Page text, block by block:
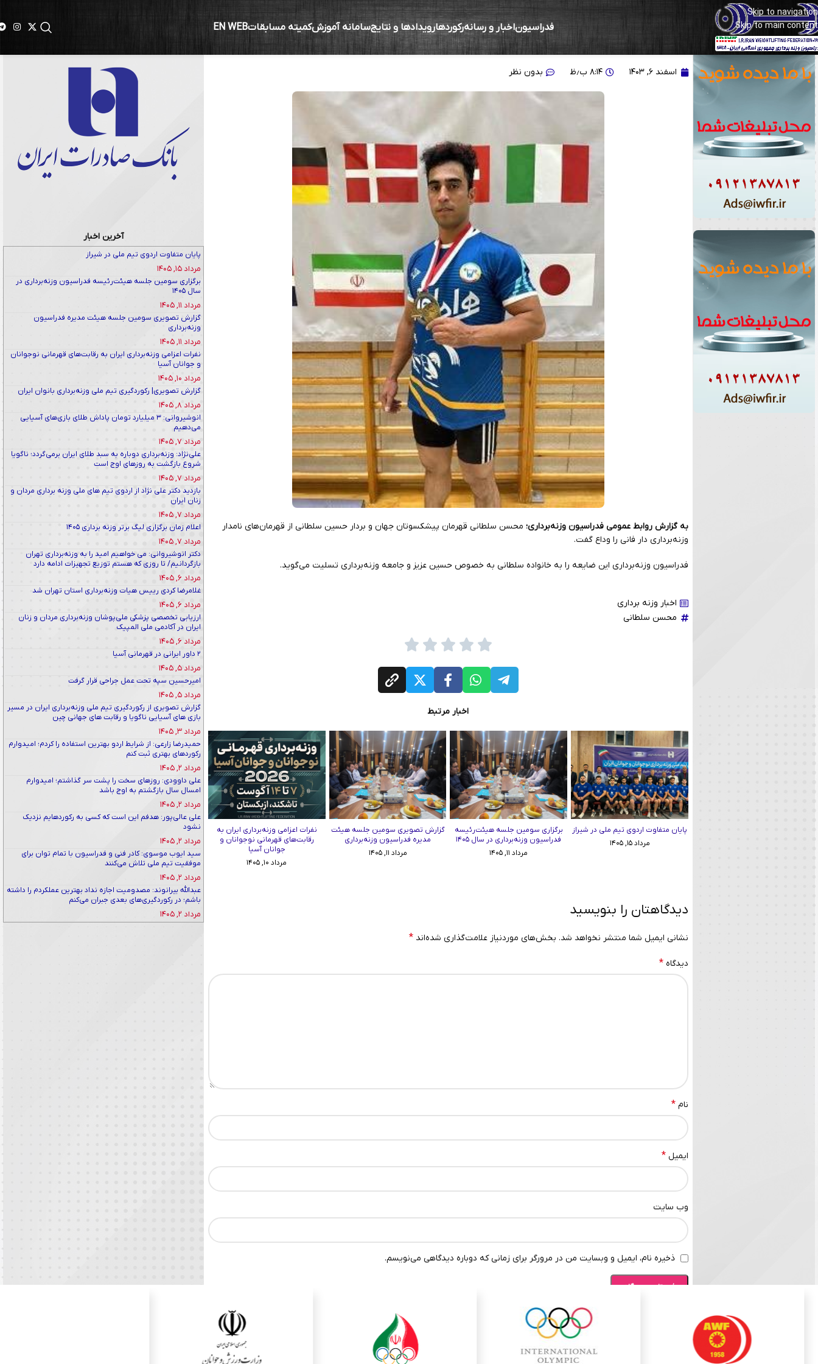
Skip to navigation
Skip to main content
فدراسیوناخبار و رسانهرکوردهارویدادها و نتایجسامانه آموزشکمیته مسابقاتEN WEB
تسلیت به جامعه وزنه‌برداری/محسن سلطانی دار فانی را وداع گفت
اسفند ۶, ۱۴۰۳ ۸:۱۴ ب٫ظ بدون نظر
به گزارش روابط عمومی فدراسیون وزنه‌برداری؛محسن سلطانی قهرمان پیشکسوتان جهان و بردار حسین سلطانی از قهرمان‌های نامدار
وزنه‌برداری دار فانی را وداع گفت.
فدراسیون وزنه‌برداری این ضایعه را به خانواده سلطانی به خصوص حسین عزیز و جامعه وزنه‌برداری تسلیت می‌گوید.
اخبار وزنه برداری
محسن سلطانی
اخبار مرتبط
پایان متفاوت اردوی تیم ملی در شیراز
مرداد ۱۵, ۱۴۰۵
برگزاری سومین جلسه هیئت‌رئیسه
فدراسیون وزنه‌برداری در سال ۱۴۰۵
مرداد ۱۱, ۱۴۰۵
گزارش تصویری سومین جلسه هیئت
مدیره فدراسیون وزنه‌برداری
مرداد ۱۱, ۱۴۰۵
نفرات اعزامی وزنه‌برداری ایران به
رقابت‌های قهرمانی نوجوانان و
جوانان آسیا
مرداد ۱۰, ۱۴۰۵
دیدگاهتان را بنویسید
نشانی ایمیل شما منتشر نخواهد شد. بخش‌های موردنیاز علامت‌گذاری شده‌اند *
دیدگاه *
نام *
ایمیل *
وب‌ سایت
ذخیره نام، ایمیل و وبسایت من در مرورگر برای زمانی که دوباره دیدگاهی می‌نویسم.
آخرین اخبار
پایان متفاوت اردوی تیم ملی در شیراز
مرداد ۱۵, ۱۴۰۵
برگزاری سومین جلسه هیئت‌رئیسه فدراسیون وزنه‌برداری در
سال ۱۴۰۵
مرداد ۱۱, ۱۴۰۵
گزارش تصویری سومین جلسه هیئت مدیره فدراسیون
وزنه‌برداری
مرداد ۱۱, ۱۴۰۵
نفرات اعزامی وزنه‌برداری ایران به رقابت‌های قهرمانی نوجوانان
و جوانان آسیا
مرداد ۱۰, ۱۴۰۵
گزارش تصویری| رکوردگیری تیم ملی وزنه‌برداری بانوان ایران
مرداد ۸, ۱۴۰۵
انوشیروانی: ۳ میلیارد تومان پاداش طلای بازی‌های آسیایی
می‌دهیم
مرداد ۷, ۱۴۰۵
علی‌نژاد: وزنه‌برداری دوباره به سبد طلای ایران برمی‌گردد؛ ناگویا
شروع بازگشت به روزهای اوج است
مرداد ۷, ۱۴۰۵
بازدید دکتر علی نژاد از اردوی تیم های ملی وزنه برداری مردان و
زنان ایران
مرداد ۷, ۱۴۰۵
اعلام زمان برگزاری لیگ برتر وزنه برداری ۱۴۰۵
مرداد ۷, ۱۴۰۵
دکتر انوشیروانی: می خواهیم امید را به وزنه‌برداری تهران
بازگردانیم/ تا روزی که هستم توزیع تجهیزات ادامه دارد
مرداد ۶, ۱۴۰۵
غلامرضا کردی رییس هیات وزنه‌برداری استان تهران شد
مرداد ۶, ۱۴۰۵
ارزیابی تخصصی پزشکی ملی‌پوشان وزنه‌برداری مردان و زنان
ایران در آکادمی ملی المپیک
مرداد ۶, ۱۴۰۵
۲ داور ایرانی در قهرمانی آسیا
مرداد ۵, ۱۴۰۵
امیرحسین سپه تحت عمل جراحی قرار گرفت
مرداد ۵, ۱۴۰۵
گزارش تصویری از رکوردگیری تیم ملی وزنه‌برداری ایران در مسیر
بازی های آسیایی ناگویا و رقابت های جهانی چین
مرداد ۳, ۱۴۰۵
حمیدرضا زارعی: از شرایط اردو بهترین استفاده را کردم؛ امیدوارم
رکوردهای بهتری ثبت کنم
مرداد ۲, ۱۴۰۵
علی داوودی: روزهای سخت را پشت سر گذاشتم؛ امیدوارم
امسال سال بازگشتم به اوج باشد
مرداد ۲, ۱۴۰۵
علی عالی‌پور: هدفم این است که کسی به رکوردهایم نزدیک
نشود
مرداد ۲, ۱۴۰۵
سید ایوب موسوی: کادر فنی و فدراسیون با تمام توان برای
موفقیت تیم ملی تلاش می‌کنند
مرداد ۲, ۱۴۰۵
عبدالله بیرانوند: مصدومیت اجازه نداد بهترین عملکردم را داشته
باشم؛ در رکوردگیری‌های بعدی جبران می‌کنم
مرداد ۲, ۱۴۰۵